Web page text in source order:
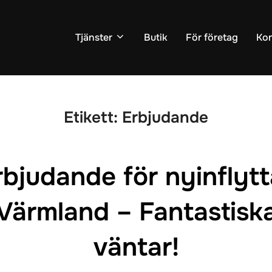
Tjänster Butik För företag
Etikett: Erbjudande
för
–
väntar!